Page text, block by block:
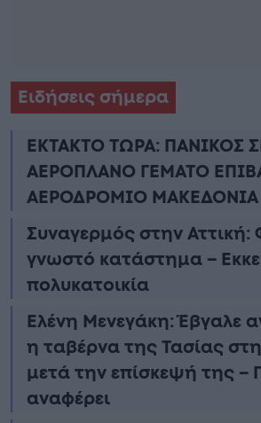
Ειδήσεις σήμερα
ΕΚΤΑΚΤΟ ΤΩΡΑ: ΠΑΝΙΚΟΣ
ΑΕΡΟΠΛΑΝΟ ΓΕΜΑΤΟ
ΑΕΡΟΔΡΟΜΙΟ ΜΑΚΕΔΟΝΙΑ
Συναγερμός στην Αττική:
γνωστό κατάστημα –
πολυκατοικία
Ελένη Μενεγάκη: Έβγαλε
η ταβέρνα της Τασίας
μετά την επίσκεψή της –
αναφέρει